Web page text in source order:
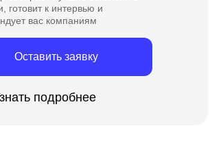
Оставить заявку
подробнее
готовит к интервью и
вас компаниям